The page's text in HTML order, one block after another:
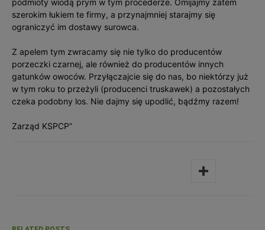
podmioty wiodą prym w tym procederze. Omijajmy zatem
szerokim łukiem te firmy, a przynajmniej starajmy się
ograniczyć im dostawy surowca.
Z apelem tym zwracamy się nie tylko do producentów
porzeczki czarnej, ale również do producentów innych
gatunków owoców. Przyłączajcie się do nas, bo niektórzy już
w tym roku to przeżyli (producenci truskawek) a pozostałych
czeka podobny los. Nie dajmy się upodlić, bądźmy razem!
Zarząd KSPCP”